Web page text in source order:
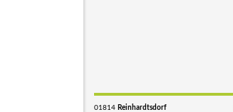
01814 Reinhardtsdorf